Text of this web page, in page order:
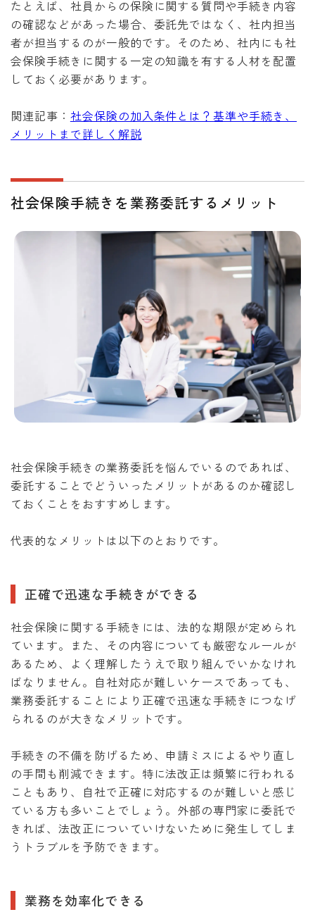
たとえば、社員からの保険に関する質問や手続き内容
の確認などがあった場合、委託先ではなく、社内担当
者が担当するのが一般的です。そのため、社内にも社
会保険手続きに関する一定の知識を有する人材を配置
しておく必要があります。
関連記事： 社会保険の加入条件とは？基準や手続き、
メリットまで詳しく解説
社会保険手続きを業務委託するメリット
社会保険手続きの業務委託を悩んでいるのであれば、
委託することでどういったメリットがあるのか確認し
ておくことをおすすめします。
代表的なメリットは以下のとおりです。
正確で迅速な手続きができる
社会保険に関する手続きには、法的な期限が定められ
ています。また、その内容についても厳密なルールが
あるため、よく理解したうえで取り組んでいかなけれ
ばなりません。自社対応が難しいケースであっても、
業務委託することにより正確で迅速な手続きにつなげ
られるのが大きなメリットです。
手続きの不備を防げるため、申請ミスによるやり直し
の手間も削減できます。特に法改正は頻繁に行われる
こともあり、自社で正確に対応するのが難しいと感じ
ている方も多いことでしょう。外部の専門家に委託で
きれば、法改正についていけないために発生してしま
うトラブルを予防できます。
業務を効率化できる